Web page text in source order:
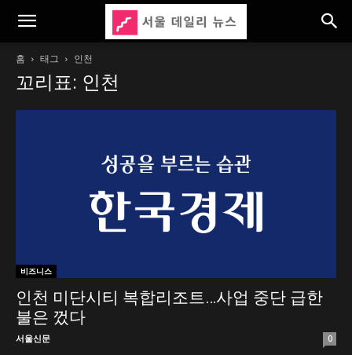
홈 태그 인천
꼬리표: 인천
비즈니스
인천 미단시티 복합리조트…사업 중단 급한
불은 껐다
서울신문 0